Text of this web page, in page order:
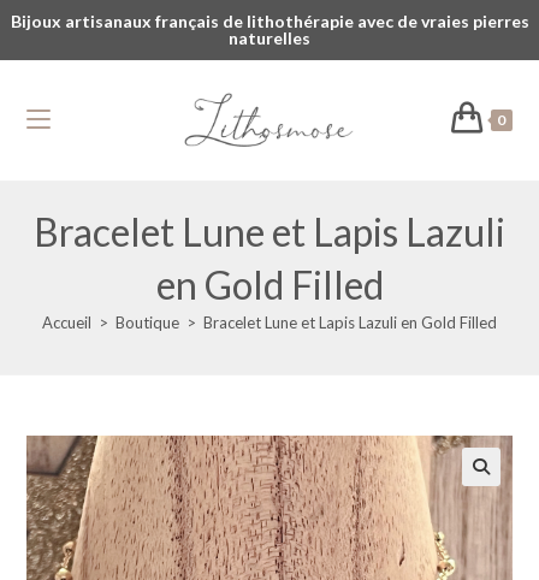
Bijoux artisanaux français de lithothérapie avec de vraies pierres
naturelles
0
Bracelet Lune et Lapis Lazuli
en Gold Filled
Accueil > Boutique > Bracelet Lune et Lapis Lazuli en Gold Filled
🔍